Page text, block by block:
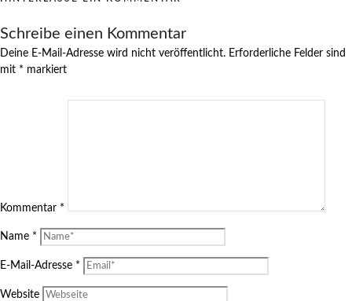
Schreibe einen Kommentar
Deine E-Mail-Adresse wird nicht veröffentlicht. Erforderliche Felder sind
mit * markiert
Kommentar *
Name *
E-Mail-Adresse *
Website